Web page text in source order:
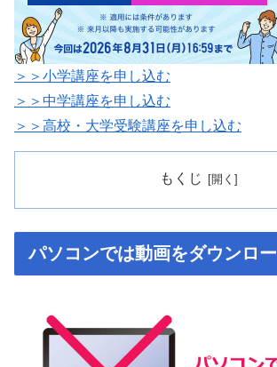
＞＞小学講座を申し込む
＞＞中学講座を申し込む
＞＞高校・大学受験講座を申し込む
もくじ
パソコンでは動画をダウンロ